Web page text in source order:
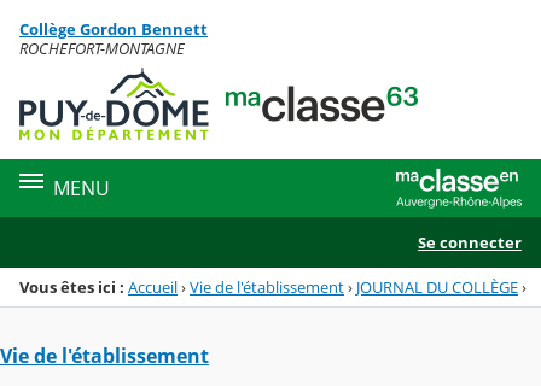
Menu de la rubrique
Contenu
Collège Gordon Bennett
ROCHEFORT-MONTAGNE
MENU
Se connecter
Vous êtes ici : Accueil›Vie de l'établissement› JOURNAL DU COLLÈGE›
Vie de l'établissement